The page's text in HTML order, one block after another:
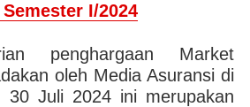
I/2024
penghargaan Market
oleh Media Asuransi di
30 Juli 2024 ini merupakan